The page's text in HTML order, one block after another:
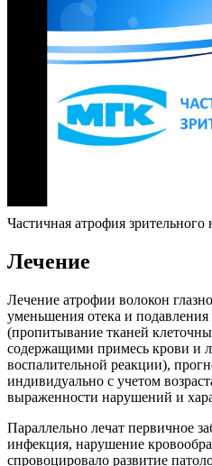
Частичная атрофия зрительного
Лечение
Лечение атрофии волокон
уменьшения отека и
(пропитывание тканей
содержащими примесь крови и
воспалительной реакции),
индивидуально с учетом
выраженности нарушений и
Параллельно лечат первичное
инфекция, нарушение
спровоцировало развитие